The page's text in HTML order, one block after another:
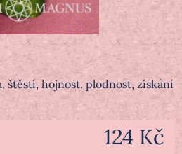
štěstí, hojnost, plodnost, získání
124 Kč